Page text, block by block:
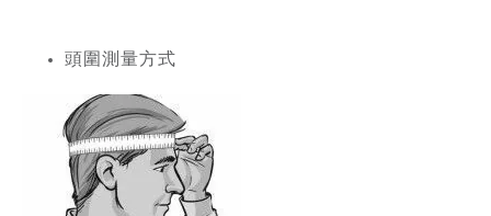
頭圍測量方式